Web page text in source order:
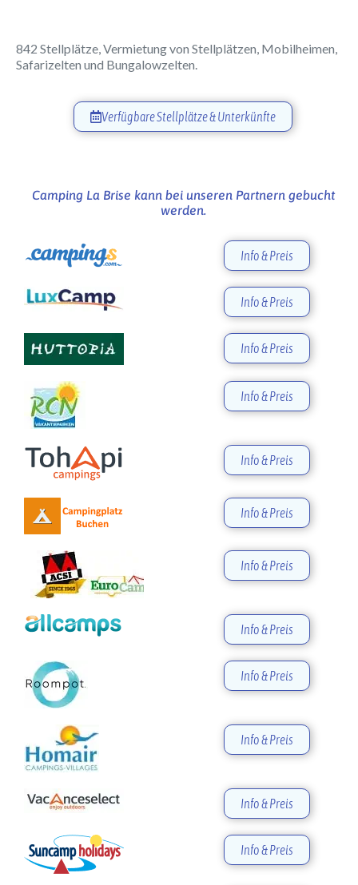
842 Stellplätze, Vermietung von Stellplätzen, Mobilheimen,
Safarizelten und Bungalowzelten.
Verfügbare Stellplätze & Unterkünfte
Camping La Brise kann bei unseren Partnern gebucht
werden.
Info & Preis
Info & Preis
Info & Preis
Info & Preis
Info & Preis
Info & Preis
Info & Preis
Info & Preis
Info & Preis
Info & Preis
Info & Preis
Info & Preis